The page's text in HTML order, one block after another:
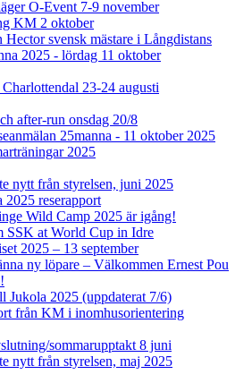
O-Event 7-9 november
KM 2 oktober
Hector svensk mästare i Långdistans
2025 - lördag 11 oktober
23-24 augusti
after-run onsdag 20/8
25manna - 11 oktober 2025
2025
nytt från styrelsen, juni 2025
2025 reserapport
Wild Camp 2025 är igång!
SSK at World Cup in Idre
2025 – 13 september
ny löpare – Välkommen Ernest Pou
Jukola 2025 (uppdaterat 7/6)
från KM i inomhusorientering
sommarupptakt 8 juni
nytt från styrelsen, maj 2025